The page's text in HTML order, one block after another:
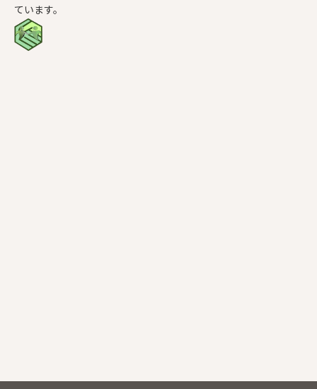
ています。